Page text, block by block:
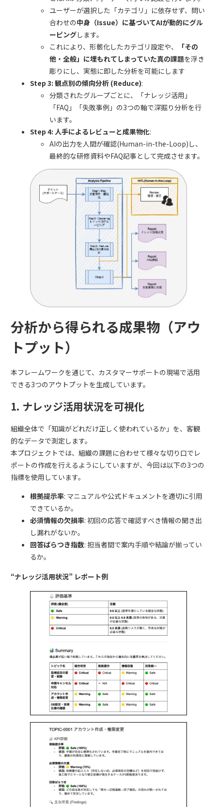
ユーザーが選択した「カテゴリ」に依存せず、問い
合わせの中身（Issue）に基づいてAIが動的にグル
ーピングします。
これにより、形骸化したカテゴリ設定や、
「その
他・全般」に埋もれてしまっていた真の課題を浮き
彫りにし、実態に即した分析を可能にします
Step 3: 観点別の傾向分析 (Reduce):
分類されたグループごとに、「ナレッジ活用」
「FAQ」「失敗事例」の3つの軸で深掘り分析を行
います。
Step 4: 人手によるレビューと成果物化:
AIの出力を人間が確認(Human-in-the-Loop)し、
最終的な研修資料やFAQ記事として完成させます。
分析から得られる成果物（アウ
トプット）
本フレームワークを通じて、カスタマーサポートの現場で活用
できる3つのアウトプットを生成しています。
1. ナレッジ活用状況を可視化
組織全体で「知識がどれだけ正しく使われているか」を、客観
的なデータで測定します。
本プロジェクトでは、組織の課題に合わせて様々な切り口でレ
ポートの作成を行えるようにしていますが、今回は以下の3つの
指標を使用しています。
根拠提示率: マニュアルや公式ドキュメントを適切に引用
できているか。
必須情報の欠損率: 初回の応答で確認すべき情報の聞き出
し漏れがないか。
回答ばらつき指数: 担当者間で案内手順や結論が揃ってい
るか。
“ナレッジ活用状況” レポート例